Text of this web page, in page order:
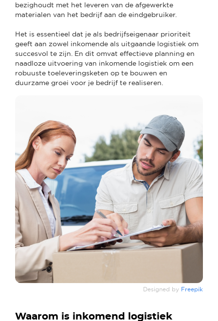
bezighoudt met het leveren van de afgewerkte
materialen van het bedrijf aan de eindgebruiker.
Het is essentieel dat je als bedrijfseigenaar prioriteit
geeft aan zowel inkomende als uitgaande logistiek om
succesvol te zijn. En dit omvat effectieve planning en
naadloze uitvoering van inkomende logistiek om een
robuuste toeleveringsketen op te bouwen en
duurzame groei voor je bedrijf te realiseren.
Designed by Freepik
Waarom is inkomend logistiek